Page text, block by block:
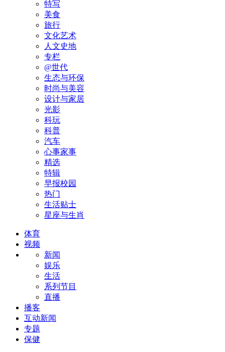
特写
美食
旅行
文化艺术
人文史地
专栏
@世代
生态与环保
时尚与美容
设计与家居
光影
科玩
科普
汽车
心事家事
精选
特辑
早报校园
热门
生活贴士
星座与生肖
体育
视频
新闻
娱乐
生活
系列节目
直播
播客
互动新闻
专题
保健